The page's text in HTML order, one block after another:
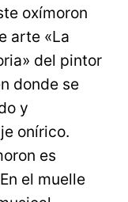
oxímoron
arte «La
del pintor
donde se
y
onírico.
es
el muelle